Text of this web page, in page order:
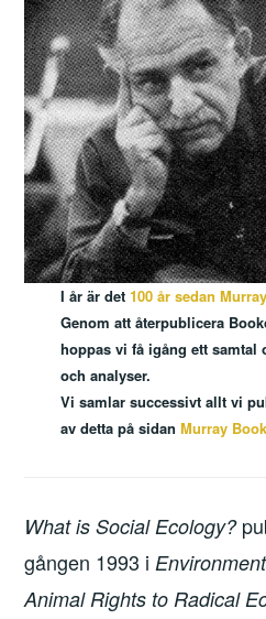
I år är det 100 år sedan
Genom att återpublicera
hoppas vi få igång ett samtal
och analyser.
Vi samlar successivt allt vi
av detta på sidan Murray
What is Social Ecology?
gången 1993 i
Animal Rights to Radical